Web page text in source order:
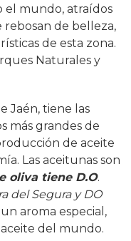
el mundo, atraídos
rebosan de belleza,
de esta zona.
Naturales y
Jaén, tiene las
más grandes de
de aceite
Las aceitunas son
oliva tiene D.O.
del Segura y DO
aroma especial,
del mundo.